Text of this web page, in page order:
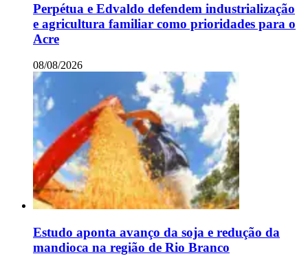
Perpétua e Edvaldo defendem industrialização
e agricultura familiar como prioridades para o
Acre
08/08/2026
Estudo aponta avanço da soja e redução da
mandioca na região de Rio Branco